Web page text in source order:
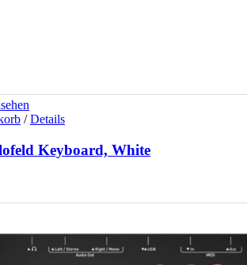
/ Details
Keyboard, White